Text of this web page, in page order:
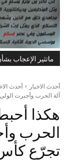
ماتثير الإعجاب
أحدث الاخبار أحدث
آلة الحرب وأجبرت
هکذا
الحرب
تجرّع